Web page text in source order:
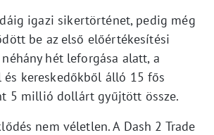
igazi sikertörténet, pedig még
be az első előértékesítési
néhány hét leforgása alatt, a
kereskedőkből álló 15 fős
5 millió dollárt gyűjtött össze.
nem véletlen. A Dash 2 Trade